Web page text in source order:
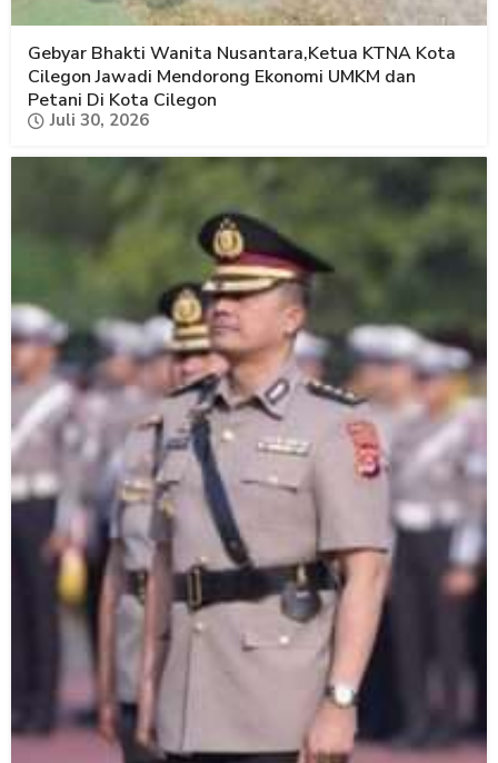
Gebyar Bhakti Wanita Nusantara,Ketua KTNA Kota
Cilegon Jawadi Mendorong Ekonomi UMKM dan
Petani Di Kota Cilegon
Juli 30, 2026